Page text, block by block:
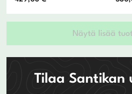
Näytä lisää
Tilaa Santikan